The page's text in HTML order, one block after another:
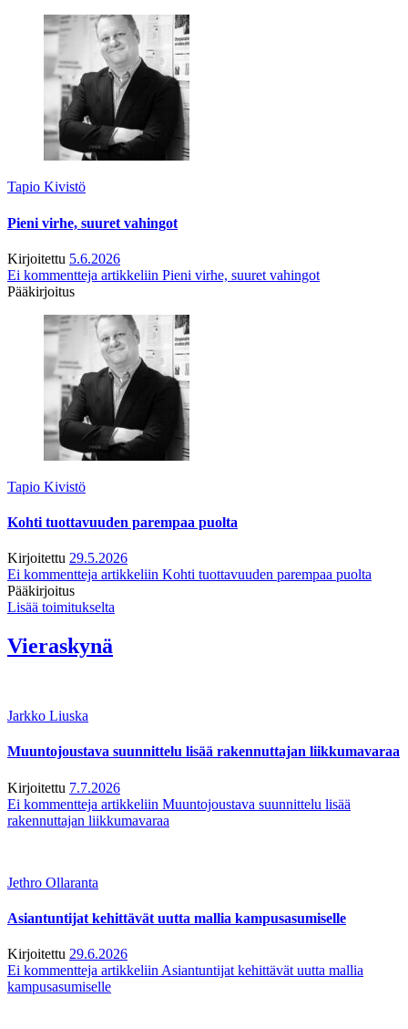
Tapio Kivistö
Pieni virhe, suuret vahingot
Kirjoitettu 5.6.2026
Ei kommentteja artikkeliin Pieni virhe, suuret vahingot
Pääkirjoitus
Tapio Kivistö
Kohti tuottavuuden parempaa puolta
Kirjoitettu 29.5.2026
Ei kommentteja artikkeliin Kohti tuottavuuden parempaa puolta
Pääkirjoitus
Lisää toimitukselta
Vieraskynä
Jarkko Liuska
Muuntojoustava suunnittelu lisää rakennuttajan liikkumavaraa
Kirjoitettu 7.7.2026
Ei kommentteja artikkeliin Muuntojoustava suunnittelu lisää
rakennuttajan liikkumavaraa
Jethro Ollaranta
Asiantuntijat kehittävät uutta mallia kampusasumiselle
Kirjoitettu 29.6.2026
Ei kommentteja artikkeliin Asiantuntijat kehittävät uutta mallia
kampusasumiselle